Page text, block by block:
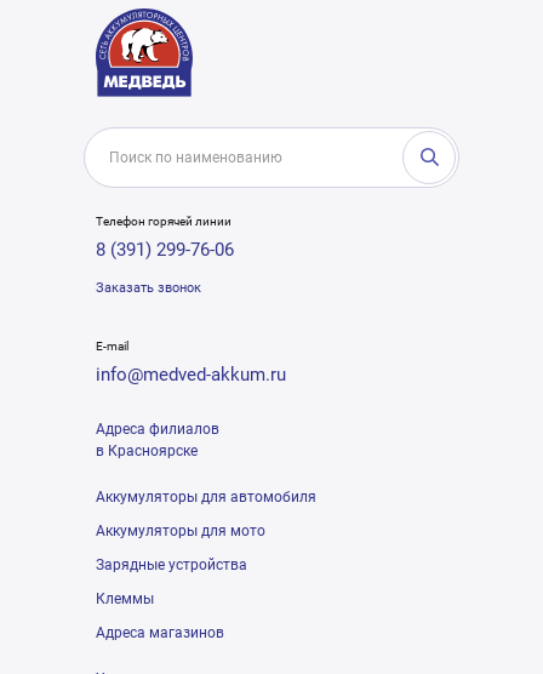
Телефон горячей линии
8 (391) 299-76-06
Заказать звонок
E-mail
info@medved-akkum.ru
Адреса филиалов
в Красноярске
Аккумуляторы для автомобиля
Аккумуляторы для мото
Зарядные устройства
Клеммы
Адреса магазинов